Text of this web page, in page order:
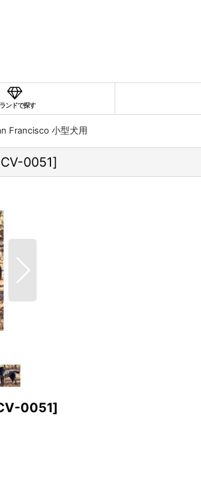
ンドで探す
Francisco 小型犬用
CV-0051]
0051]